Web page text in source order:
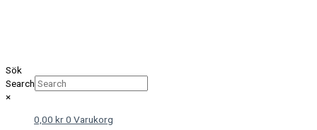
Sök
Search
×
0,00 kr0 Varukorg